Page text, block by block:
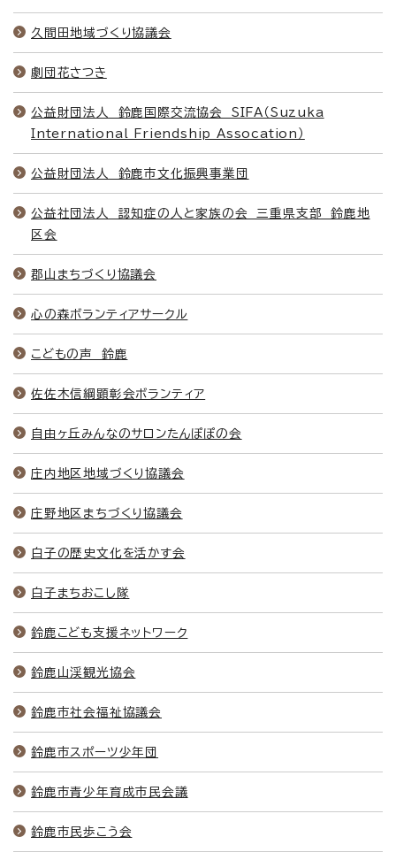
久間田地域づくり協議会
劇団花さつき
公益財団法人 鈴鹿国際交流協会 SIFA（Suzuka
International Friendship Assocation）
公益財団法人 鈴鹿市文化振興事業団
公益社団法人 認知症の人と家族の会 三重県支部 鈴鹿地
区会
郡山まちづくり協議会
心の森ボランティアサークル
こどもの声 鈴鹿
佐佐木信綱顕彰会ボランティア
自由ヶ丘みんなのサロンたんぽぽの会
庄内地区地域づくり協議会
庄野地区まちづくり協議会
白子の歴史文化を活かす会
白子まちおこし隊
鈴鹿こども支援ネットワーク
鈴鹿山渓観光協会
鈴鹿市社会福祉協議会
鈴鹿市スポーツ少年団
鈴鹿市青少年育成市民会議
鈴鹿市民歩こう会